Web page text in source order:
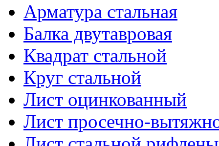
Арматура стальная
Балка двутавровая
Квадрат стальной
Круг стальной
Лист оцинкованный
Лист просечно-